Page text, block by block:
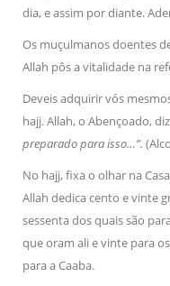
dia, e assim por diante.
Os muçulmanos doentes
Allah pôs a vitalidade na
Deveis adquirir vós
hajj. Allah, o Abençoado,
preparado para isso…”.
No hajj, fixa o olhar na
Allah dedica cento e vinte
sessenta dos quais são
que oram ali e vinte para
para a Caaba.